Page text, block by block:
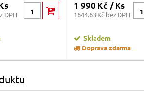
DPH
1 990 Kč / Ks
1644.63 Kč bez DPH
Skladem
Doprava zdarma